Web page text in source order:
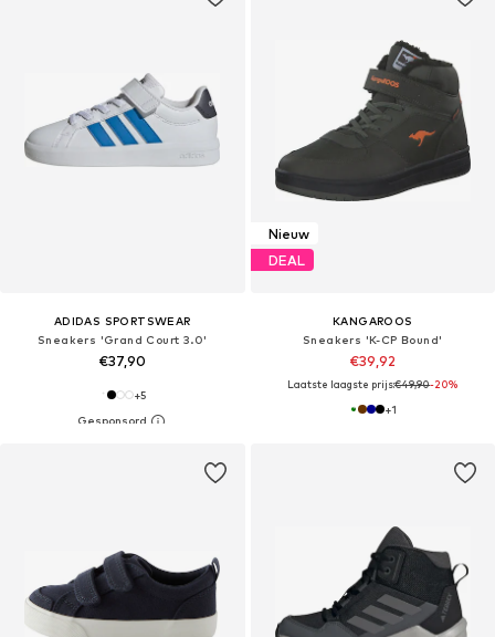
ADIDAS SPORTSWEAR
Sneakers 'Grand Court 3.0'
€37,90
+5
Nieuw
DEAL
KANGAROOS
Sneakers 'K-CP Bound'
€39,92
Laatste laagste prijs:€49,90-20%
+1